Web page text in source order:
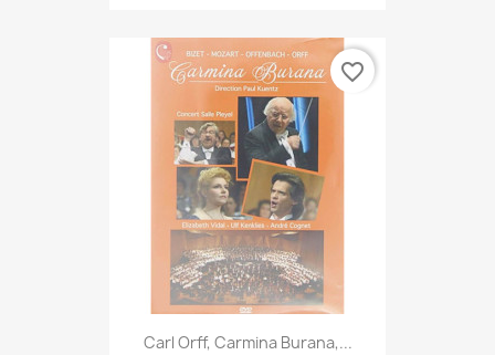
Carl Orff, Carmina Burana,...
favorite_border